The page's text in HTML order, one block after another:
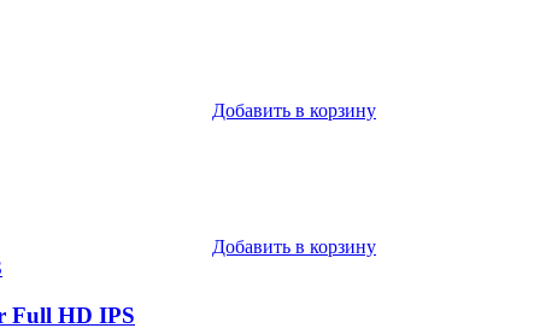
Добавить в корзину
Добавить в корзину
Full HD IPS